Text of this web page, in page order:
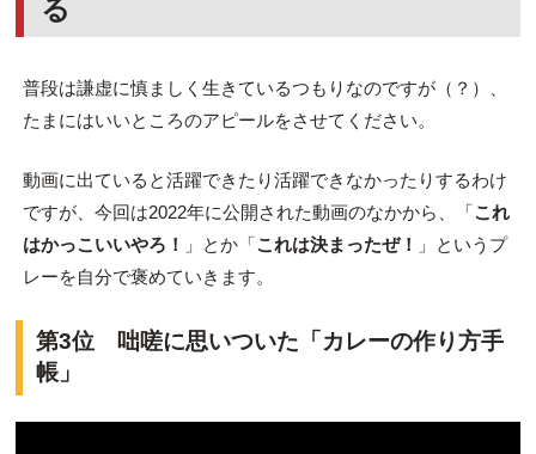
る
普段は謙虚に慎ましく生きているつもりなのですが（？）、
たまにはいいところのアピールをさせてください。
動画に出ていると活躍できたり活躍できなかったりするわけ
ですが、今回は2022年に公開された動画のなかから、「これ
はかっこいいやろ！
」とか「これは決まったぜ！
」というプ
レーを自分で褒めていきます。
第3位 咄嗟に思いついた「カレーの作り方手
帳」